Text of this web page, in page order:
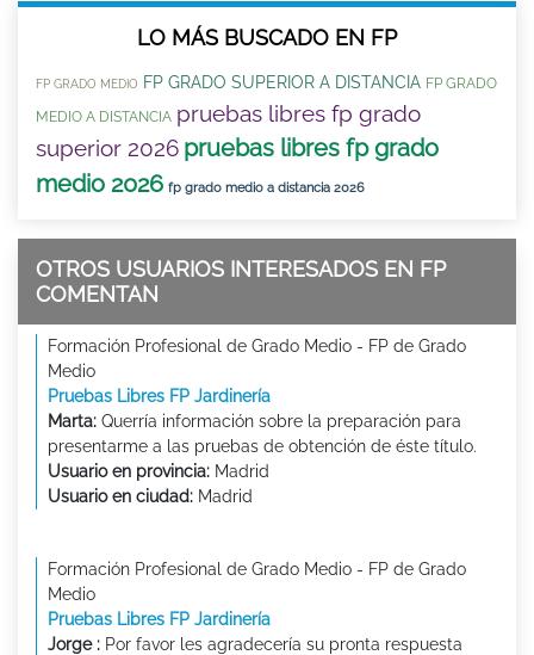
LO MÁS BUSCADO EN FP
FP GRADO MEDIO FP GRADO SUPERIOR A DISTANCIA FP GRADO
MEDIO A DISTANCIA pruebas libres fp grado
superior 2026 pruebas libres fp grado
medio 2026 fp grado medio a distancia 2026
OTROS USUARIOS INTERESADOS EN FP
COMENTAN
Formación Profesional de Grado Medio - FP de Grado
Medio
Pruebas Libres FP Jardinería
Marta: Querría información sobre la preparación para
presentarme a las pruebas de obtención de éste título.
Usuario en provincia: Madrid
Usuario en ciudad: Madrid
Formación Profesional de Grado Medio - FP de Grado
Medio
Pruebas Libres FP Jardinería
Jorge : Por favor les agradecería su pronta respuesta